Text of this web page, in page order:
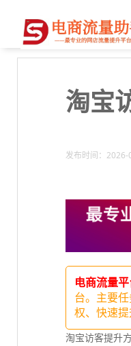
淘宝
发布时间：
电商流量平
台。主要
权、快速提
淘宝访客提升